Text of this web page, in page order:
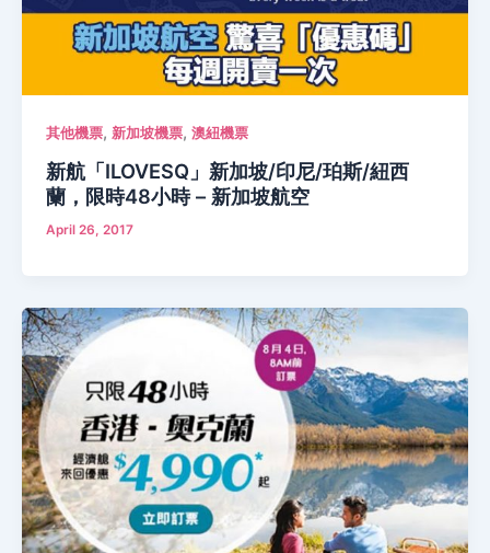
其他機票, 新加坡機票, 澳紐機票
新航「ILOVESQ」新加坡/印尼/珀斯/紐西
蘭，限時48小時 – 新加坡航空
April 26, 2017